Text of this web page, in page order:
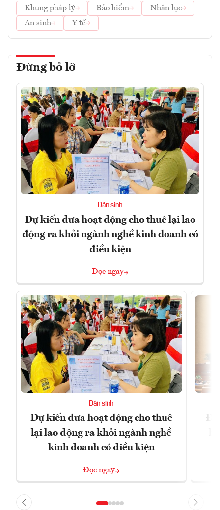
Khung pháp lý
Bảo hiểm
Nhân lực
An sinh
Y tế
Đừng bỏ lỡ
Dân sinh
Dự kiến đưa hoạt động cho thuê lại lao
động ra khỏi ngành nghề kinh doanh có
điều kiện
Đọc ngay
Dân sinh
Dự kiến đưa hoạt động cho thuê
lại lao động ra khỏi ngành nghề
kinh doanh có điều kiện
Đọc ngay
Đề